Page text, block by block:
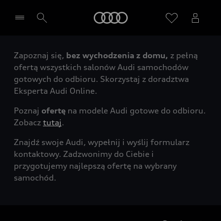
Wybierz Twojego Partnera Audi
Zapoznaj się, bez wychodzenia z domu, z pełną
ofertą wszystkich salonów Audi samochodów
gotowych do odbioru. Skorzystaj z doradztwa
Eksperta Audi Online.
Poznaj ofertę na modele Audi gotowe do odbioru.
Zobacz tutaj.
Znajdź swoje Audi, wypełnij i wyślij formularz
kontaktowy. Zadzwonimy do Ciebie i
przygotujemy najlepszą ofertę na wybrany
samochód.